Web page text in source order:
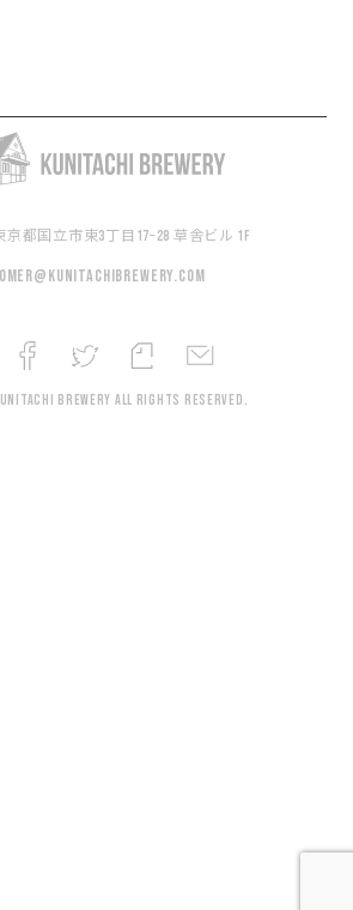
京都国立市東3丁目17−28 草舎ビル 1F
BREWERY All rights reserved.